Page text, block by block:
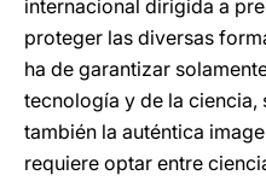
internacional dirigida a
proteger las diversas
ha de garantizar
tecnología y de la
también la auténtica
requiere optar entre